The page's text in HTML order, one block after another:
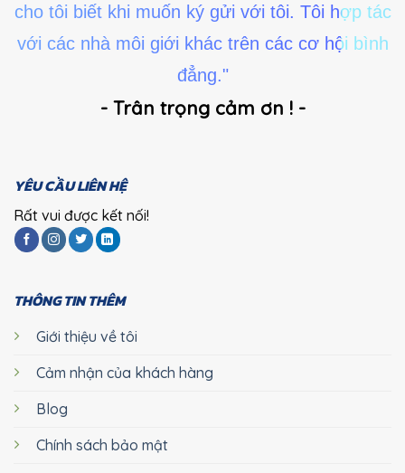
cho tôi biết khi muốn ký gửi với tôi. Tôi hợp tác
với các nhà môi giới khác trên các cơ hội bình
đẳng."
- Trân trọng cảm ơn ! -
THÔNG TIN THÊM
Giới thiệu về tôi
Cảm nhận của khách hàng
Blog
Chính sách bảo mật
YÊU CẦU LIÊN HỆ
Rất vui được kết nối!